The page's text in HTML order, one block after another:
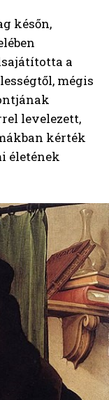
későn,
a
mégis
levelezett,
kérték
életének